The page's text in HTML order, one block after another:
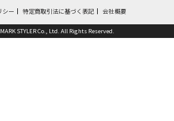
シー 特定商取引法に基づく表記 会社概要
STYLER Co., Ltd. All Rights Reserved.